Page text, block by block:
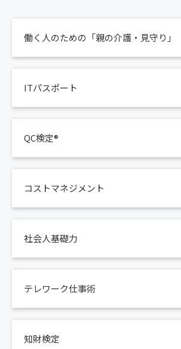
働く人のための「親の介護・見守り」
ITパスポート
QC検定®
コストマネジメント
社会人基礎力
テレワーク仕事術
知財検定